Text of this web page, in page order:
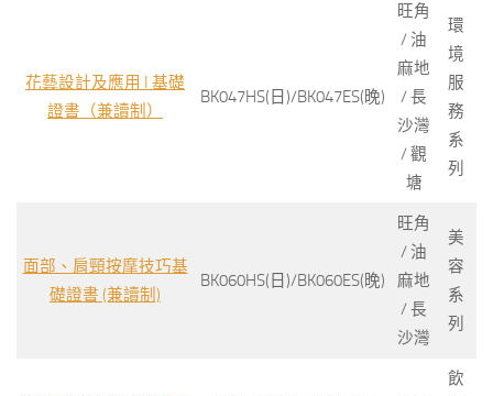
花藝設計及應用 I 基礎
證書（兼讀制）
BK047HS(日)/BK047ES(晚)
旺角
/ 油
麻地
/ 長
沙灣
/ 觀
塘
環
境
服
務
系
列
面部、肩頸按摩技巧基
礎證書 (兼讀制)
BK060HS(日)/BK060ES(晚)
旺角
/ 油
麻地
/ 長
沙灣
美
容
系
列
飲